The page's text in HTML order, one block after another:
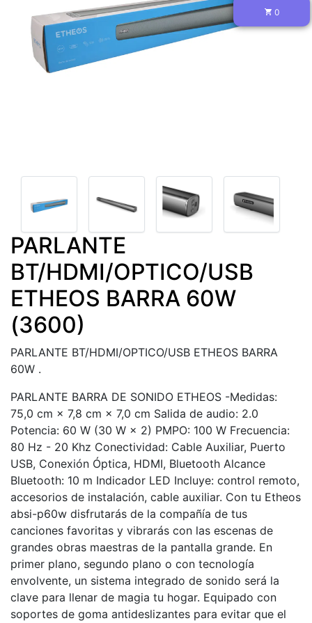
PARLANTE
BT/HDMI/OPTICO/USB
ETHEOS BARRA 60W
(3600)
PARLANTE BT/HDMI/OPTICO/USB ETHEOS BARRA
60W .
PARLANTE BARRA DE SONIDO ETHEOS -Medidas:
75,0 cm × 7,8 cm × 7,0 cm Salida de audio: 2.0
Potencia: 60 W (30 W × 2) PMPO: 100 W Frecuencia:
80 Hz - 20 Khz Conectividad: Cable Auxiliar, Puerto
USB, Conexión Óptica, HDMI, Bluetooth Alcance
Bluetooth: 10 m Indicador LED Incluye: control remoto,
accesorios de instalación, cable auxiliar. Con tu Etheos
absi-p60w disfrutarás de la compañía de tus
canciones favoritas y vibrarás con las escenas de
grandes obras maestras de la pantalla grande. En
primer plano, segundo plano o con tecnología
envolvente, un sistema integrado de sonido será la
clave para llenar de magia tu hogar. Equipado con
soportes de goma antideslizantes para evitar que el
0